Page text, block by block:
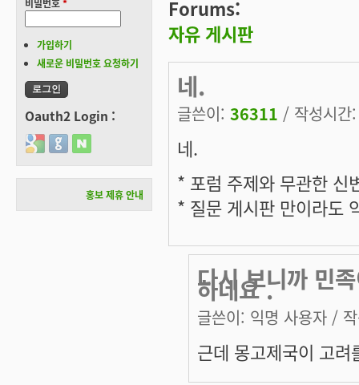
Forums:
자유 게시판
네.
글쓴이: 36311 / 작성시
네.
* 포럼 주제와 무관한 신
* 질문 게시판 만이라도
다시 보니까 민
하네요 .
글쓴이: 익명 사용자 /
근데 몽고제국이 고
비밀번호*
가입하기
새로운 비밀번호 요청하기
Oauth2 Login :
Login with Google
Login with GitHub
Login with Naver
홍보 제휴 안내